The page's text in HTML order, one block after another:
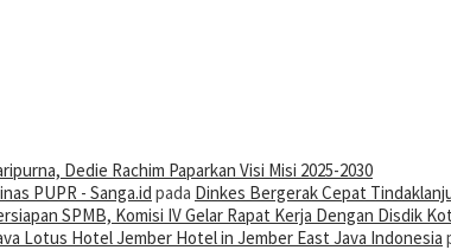
Dedie Rachim Paparkan Visi Misi 2025-2030
PUPR - Sanga.id pada Dinkes Bergerak Cepat
SPMB, Komisi IV Gelar Rapat Kerja Dengan Disdik
Lotus Hotel Jember Hotel in Jember East Java Indonesia